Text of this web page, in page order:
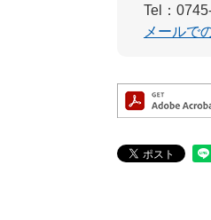
Tel：
メールで